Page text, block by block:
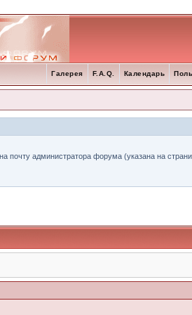
Календарь
F.A.Q.
Галерея
администратора форума (указана на